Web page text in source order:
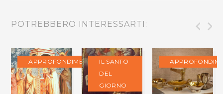
POTREBBERO INTERESSARTI:
APPROFONDIMENTI
IL SANTO
DEL
GIORNO